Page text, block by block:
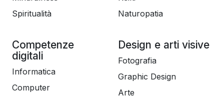
Spiritualità
Naturopatia
Competenze
digitali
Informatica
Computer
Design e arti visive
Fotografia
Graphic Design
Arte